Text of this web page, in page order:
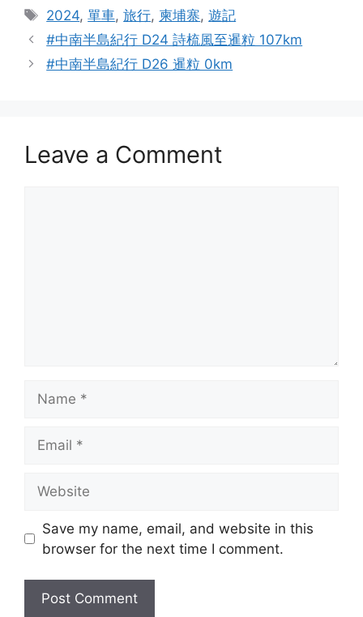
Tags
2024,單車,旅行, 柬埔寨,遊記
#中南半島紀行 D24 詩梳風至暹粒 107km
#中南半島紀行 D26 暹粒 0km
Leave a Comment
Save my name, email, and website in this
browser for the next time I comment.